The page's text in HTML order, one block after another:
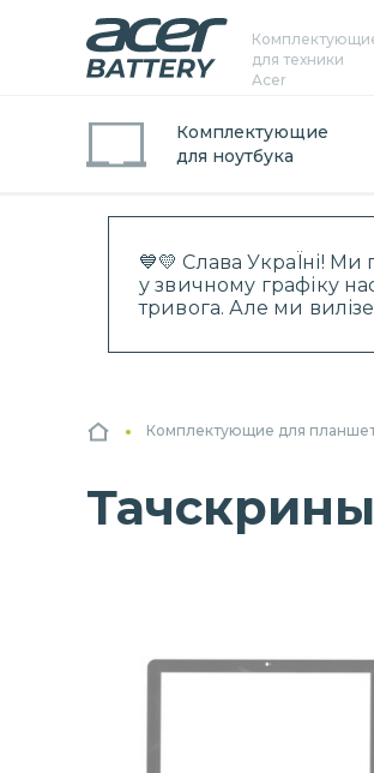
💙💛 Слава УкраЇні!
у звичному графіку
тривога. Але ми
для техники
Acer
Комплектующие
для ноутбука
Комплектующие для
Тачскрины